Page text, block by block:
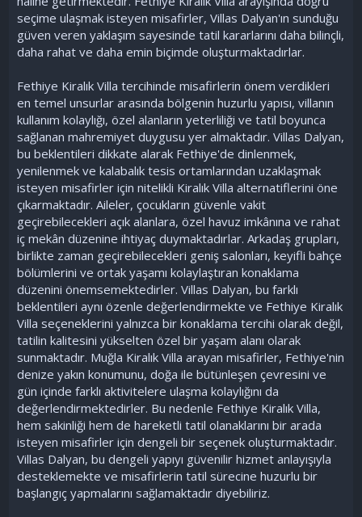
seçime ulaşmak isteyen misafirler, Villas Dalyan'ın sunduğu
güven veren yaklaşım sayesinde tatil kararlarını daha bilinçli,
daha rahat ve daha emin biçimde oluşturmaktadırlar.
Fethiye Kiralık Villa tercihinde misafirlerin önem verdikleri
en temel unsurlar arasında bölgenin huzurlu yapısı, villanın
kullanım kolaylığı, özel alanların yeterliliği ve tatil boyunca
sağlanan mahremiyet duygusu yer almaktadır. Villas Dalyan,
bu beklentileri dikkate alarak Fethiye'de dinlenmek,
yenilenmek ve kalabalık tesis ortamlarından uzaklaşmak
isteyen misafirler için nitelikli Kiralık Villa alternatiflerini öne
çıkarmaktadır. Aileler, çocukların güvenle vakit
geçirebilecekleri açık alanlara, özel havuz imkânına ve rahat
iç mekân düzenine ihtiyaç duymaktadırlar. Arkadaş grupları,
birlikte zaman geçirebilecekleri geniş salonları, keyifli bahçe
bölümlerini ve ortak yaşamı kolaylaştıran konaklama
düzenini önemsemektedirler. Villas Dalyan, bu farklı
beklentileri aynı özenle değerlendirmekte ve Fethiye Kiralık
Villa seçeneklerini yalnızca bir konaklama tercihi olarak değil,
tatilin kalitesini yükselten özel bir yaşam alanı olarak
sunmaktadır. Muğla Kiralık Villa arayan misafirler, Fethiye'nin
denize yakın konumunu, doğa ile bütünleşen çevresini ve
gün içinde farklı aktivitelere ulaşma kolaylığını da
değerlendirmektedirler. Bu nedenle Fethiye Kiralık Villa,
hem sakinliği hem de hareketli tatil olanaklarını bir arada
isteyen misafirler için dengeli bir seçenek oluşturmaktadır.
Villas Dalyan, bu dengeli yapıyı güvenilir hizmet anlayışıyla
desteklemekte ve misafirlerin tatil sürecine huzurlu bir
başlangıç yapmalarını sağlamaktadır diyebiliriz.